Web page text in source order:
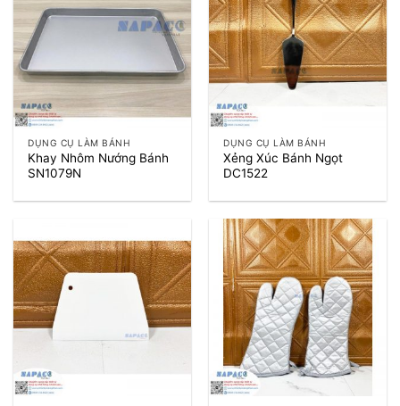
DỤNG CỤ LÀM BÁNH
Khay Nhôm Nướng Bánh
SN1079N
DỤNG CỤ LÀM BÁNH
Xẻng Xúc Bánh Ngọt
DC1522